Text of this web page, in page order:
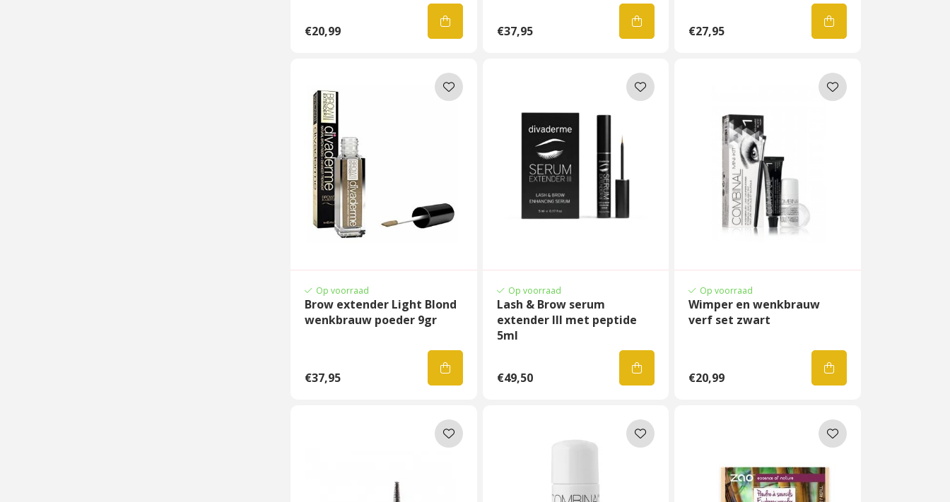
€20,99 €37,95 €27,95
Op voorraad
Brow extender Light Blond
wenkbrauw poeder 9gr
€37,95
Op voorraad
Lash & Brow serum
extender III met peptide
5ml
€49,50
Op voorraad
Wimper en wenkbrauw
verf set zwart
€20,99